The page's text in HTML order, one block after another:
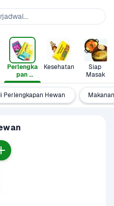
Perlengka
pan
Hewan
Kesehatan
Siap
Masak
Perlengkapan Hewan